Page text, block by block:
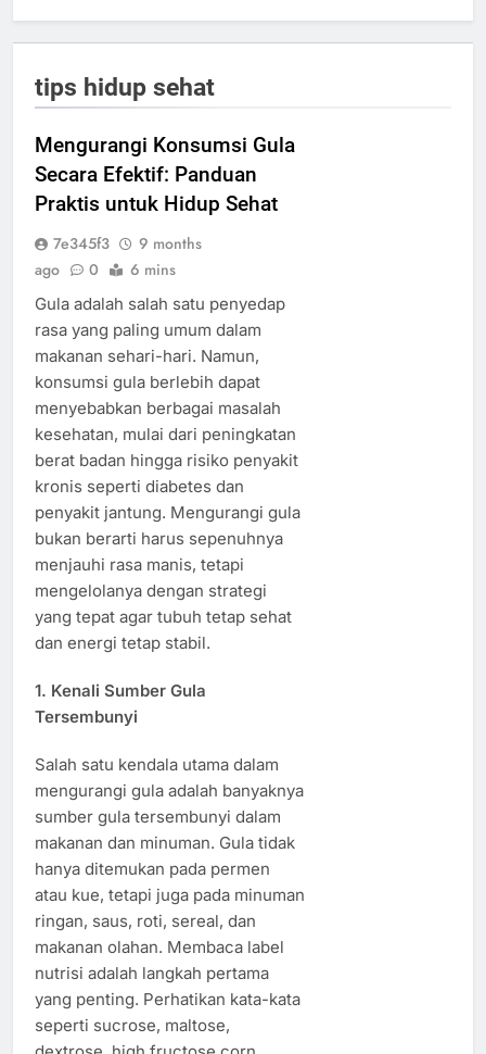
tips hidup sehat
Mengurangi Konsumsi Gula
Secara Efektif: Panduan
Praktis untuk Hidup Sehat
7e345f3
9 months
ago
0 6 mins
Gula adalah salah satu penyedap
rasa yang paling umum dalam
makanan sehari-hari. Namun,
konsumsi gula berlebih dapat
menyebabkan berbagai masalah
kesehatan, mulai dari peningkatan
berat badan hingga risiko penyakit
kronis seperti diabetes dan
penyakit jantung. Mengurangi gula
bukan berarti harus sepenuhnya
menjauhi rasa manis, tetapi
mengelolanya dengan strategi
yang tepat agar tubuh tetap sehat
dan energi tetap stabil.
1. Kenali Sumber Gula
Tersembunyi
Salah satu kendala utama dalam
mengurangi gula adalah banyaknya
sumber gula tersembunyi dalam
makanan dan minuman. Gula tidak
hanya ditemukan pada permen
atau kue, tetapi juga pada minuman
ringan, saus, roti, sereal, dan
makanan olahan. Membaca label
nutrisi adalah langkah pertama
yang penting. Perhatikan kata-kata
seperti sucrose, maltose,